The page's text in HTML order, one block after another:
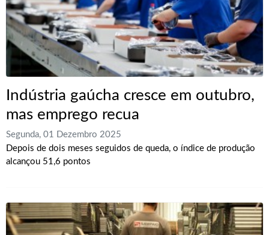
Indústria gaúcha cresce em outubro,
mas emprego recua
Segunda, 01 Dezembro 2025
Depois de dois meses seguidos de queda, o índice de produção
alcançou 51,6 pontos